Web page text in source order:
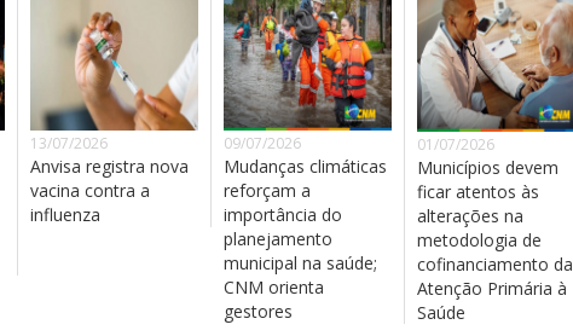
13/07/2026
Anvisa registra nova
vacina contra a
influenza
09/07/2026
Mudanças climáticas
reforçam a
importância do
planejamento
municipal na saúde;
CNM orienta
gestores
01/07/2026
Municípios devem
ficar atentos às
alterações na
metodologia de
cofinanciamento da
Atenção Primária à
Saúde